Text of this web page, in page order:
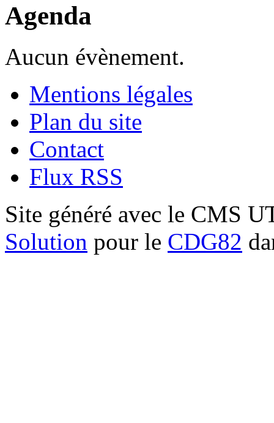
Agenda
Aucun évènement.
Mentions légales
Plan du site
Contact
Flux RSS
Site généré avec le CMS
Solution pour le CDG82